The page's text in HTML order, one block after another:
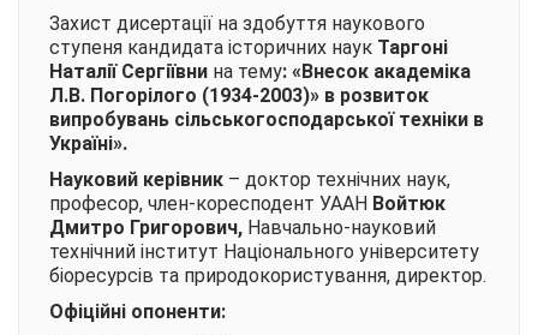
Захист дисертації на здобуття наукового
ступеня кандидата історичних наук Таргоні
Наталії Сергіївни на тему: «Внесок академіка
Л.В. Погорілого (1934-2003)» в розвиток
випробувань сільськогосподарської техніки в
Україні».
Науковий керівник – доктор технічних наук,
професор, член-коресподент УААН Войтюк
Дмитро Григорович, Навчально-науковий
технічний інститут Національного університету
біоресурсів та природокористування, директор.
Офіційні опоненти: